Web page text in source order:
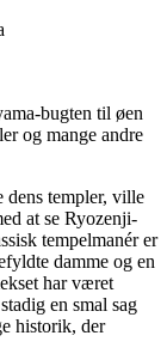
bugten til øen
og mange andre
templer, ville
at se Ryozenji-
tempelmanér er
damme og en
har været
en smal sag
historik, der